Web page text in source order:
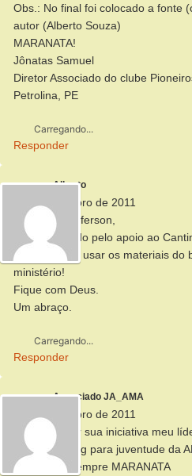
Obs.: No final foi colocado a fonte
autor (Alberto Souza)
MARANATA!
Jônatas Samuel
Diretor Associado do clube
Petrolina, PE
Carregando...
Responder
Alberto
22 de setembro de 2011
Boa tarde Jefferson,
Muito obrigado pelo apoio ao
vontade para usar os materiais do
ministério!
Fique com Deus.
Um abraço.
Carregando...
Responder
Associado JA_AMA
22 de setembro de 2011
Parabéns por sua iniciativa meu
em nosso bolg para juventude da
1 Abraço e sempre MARANATA